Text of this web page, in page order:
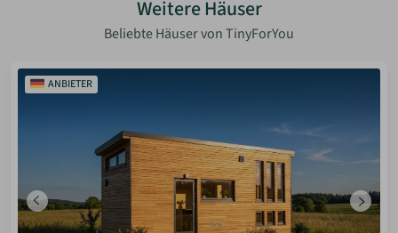
Weitere Häuser
Beliebte Häuser von TinyForYou
ANBIETER